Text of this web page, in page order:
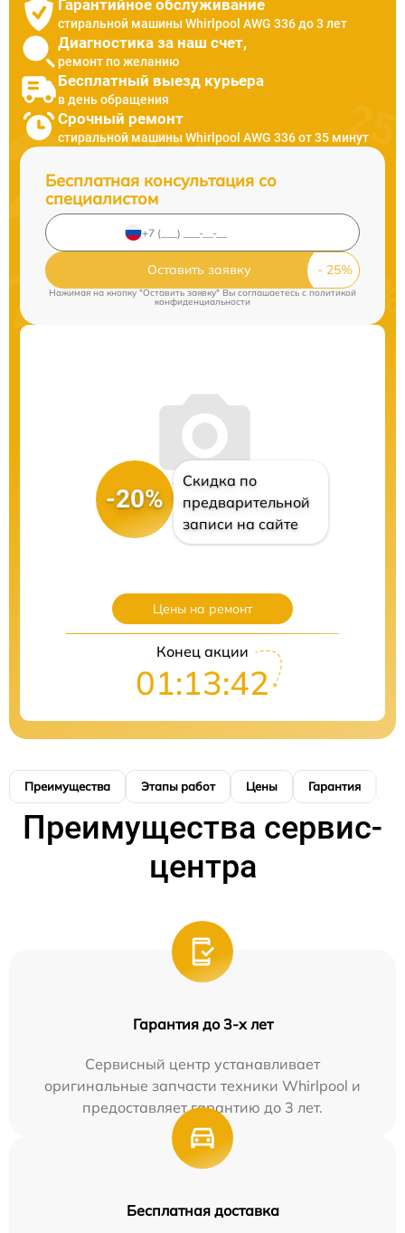
Гарантийное обслуживание
стиральной машины Whirlpool AWG 336 до 3 лет
Диагностика за наш счет,
ремонт по желанию
Бесплатный выезд курьера
в день обращения
Срочный ремонт
стиральной машины Whirlpool AWG 336 от 35 минут
Бесплатная консультация со
специалистом
Оставить заявку
Нажимая на кнопку "Оставить заявку" Вы соглашаетесь c политикой
конфиденциальности
-20%
Скидка по
предварительной
записи на сайте
Цены на ремонт
Конец акции
01:13:41
Преимущества Этапы работ Цены Гарантия
Преимущества сервис-
центра
Гарантия до 3-х лет
Сервисный центр устанавливает
оригинальные запчасти техники Whirlpool и
предоставляет гарантию до 3 лет.
Бесплатная доставка